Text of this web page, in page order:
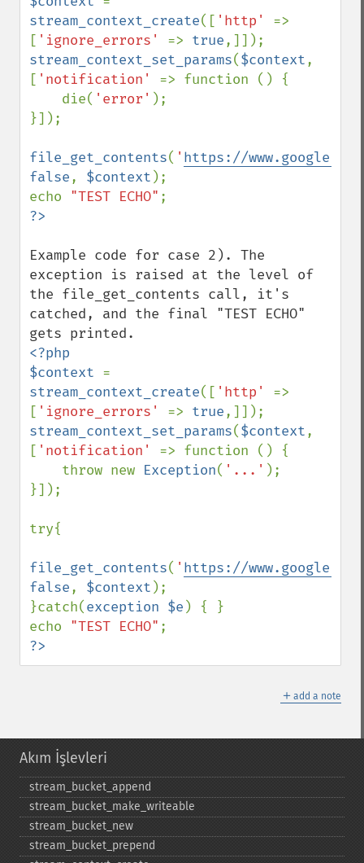
stream_context_create([ 'http' =>
[ 'ignore_errors' => true
stream_context_set_params($context,
[ 'notification' => function () {
    die(
'error' );
}]);
file_get_contents( ' https://www.google.com
false, $context );
echo "TEST ECHO"
Example code for case 2). The
exception is raised at the level of
the file_get_contents call, it's
catched, and the final "TEST ECHO"
<?php
$context
stream_context_create([ 'http' =>
[ 'ignore_errors' => true
stream_context_set_params($context,
[ 'notification' => function () {
    throw new
Exception( '...' );
}]);
try{
file_get_contents( ' https://www.google.com
false, $context );
}catch(exception $e ) { }
echo "TEST ECHO"
?>
＋ add a note
Akım İşlevleri
stream_​bucket_​append
stream_​bucket_​make_​writeable
stream_​bucket_​new
stream_​bucket_​prepend